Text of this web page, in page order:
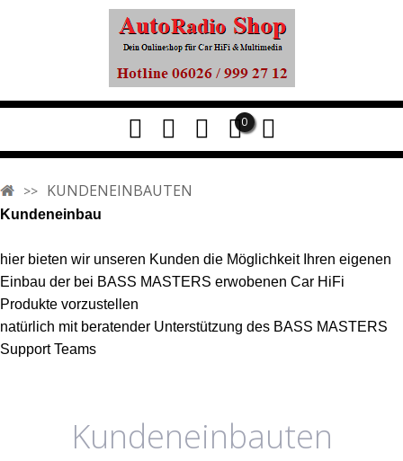
0
KUNDENEINBAUTEN
Kundeneinbau
hier bieten wir unseren Kunden die Möglichkeit Ihren eigenen
Einbau der bei BASS MASTERS erwobenen Car HiFi
Produkte vorzustellen
natürlich mit beratender Unterstützung des BASS MASTERS
Support Teams
Kundeneinbauten